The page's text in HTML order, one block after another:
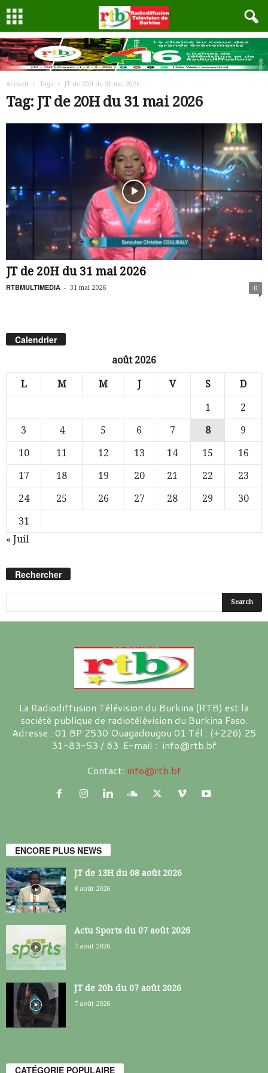
Accueil Tags JT de 20H du 31 mai 2026
Tag: JT de 20H du 31 mai 2026
JT de 20H du 31 mai 2026
RTBMULTIMEDIA - 31 mai 2026 0
Calendrier
août 2026
L M M J V S D
1
2
3
4 5 6 7 8
9
10
11 12 13 14 15
16
17
18 19 20 21 22
23
24
25 26 27 28 29
30
31
« Juil
Rechercher
La Radiodiffusion Télévision du Burkina (RTB) est la
société publique de radiotélévision du Burkina Faso.
Adresse : 01 BP 2530 Ouagadougou 01 Tél : (+226) 25
31-83-53 / 63 E-mail : info@rtb.bf
Contact: info@rtb.bf
ENCORE PLUS NEWS
JT de 13H du 08 août 2026
8 août 2026
Actu Sports du 07 août 2026
7 août 2026
JT de 20h du 07 août 2026
7 août 2026
CATÉGORIE POPULAIRE